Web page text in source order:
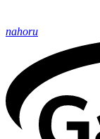
nahoru